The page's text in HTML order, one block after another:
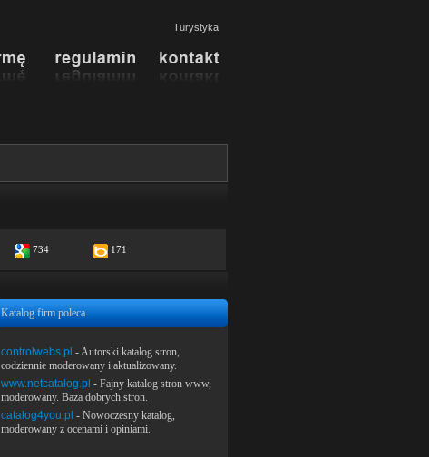
Turystyka
734 171
Katalog firm poleca
controlwebs.pl - Autorski katalog stron,
codziennie moderowany i aktualizowany.
www.netcatalog.pl - Fajny katalog stron www,
moderowany. Baza dobrych stron.
catalog4you.pl - Nowoczesny katalog,
moderowany z ocenami i opiniami.